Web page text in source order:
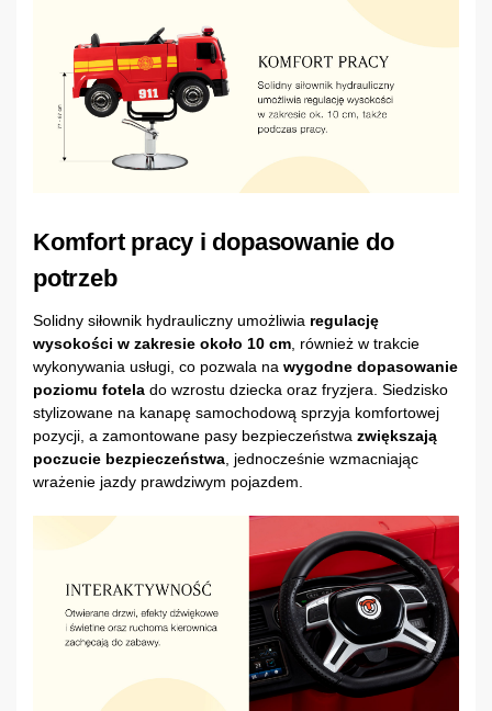
Komfort pracy i dopasowanie do
potrzeb
Solidny siłownik hydrauliczny umożliwia regulację
wysokości w zakresie około 10 cm , również w trakcie
wykonywania usługi, co pozwala na wygodne dopasowanie
poziomu fotela do wzrostu dziecka oraz fryzjera. Siedzisko
stylizowane na kanapę samochodową sprzyja komfortowej
pozycji, a zamontowane pasy bezpieczeństwa zwiększają
poczucie bezpieczeństwa , jednocześnie wzmacniając
wrażenie jazdy prawdziwym pojazdem.